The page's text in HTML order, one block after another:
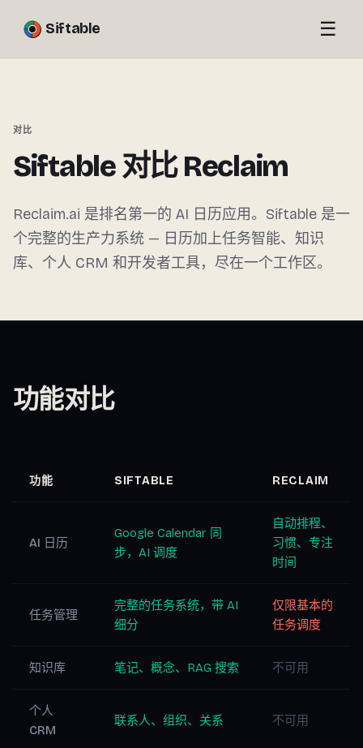
Siftable ☰
对比
Siftable 对比 Reclaim
Reclaim.ai 是排名第一的 AI 日历应用。Siftable 是一
个完整的生产力系统 — 日历加上任务智能、知识
库、个人 CRM 和开发者工具，尽在一个工作区。
功能对比
功能 SIFTABLE RECLAIM
AI 日历
Google Calendar 同
步，AI 调度
自动排程、
习惯、专注
时间
任务管理
完整的任务系统，带 AI
细分
仅限基本的
任务调度
知识库 笔记、概念、RAG 搜索 不可用
个人
CRM
联系人、组织、关系 不可用